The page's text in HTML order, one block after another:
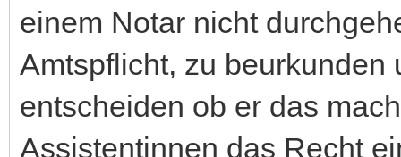
einem Notar nicht
Amtspflicht, zu beurkunden
entscheiden ob er das
Assistentinnen das Recht